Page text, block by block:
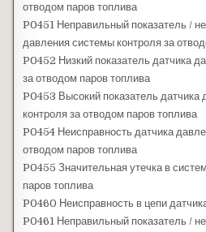
отводом паров топлива
P0451 Неправильный показатель /
давления системы контроля за
P0452 Низкий показатель датчика
за отводом паров топлива
P0453 Высокий показатель датчика
контроля за отводом паров топлива
P0454 Неисправность датчика
отводом паров топлива
P0455 Значительная утечка в
паров топлива
P0460 Неисправность в цепи
P0461 Неправильный показатель /